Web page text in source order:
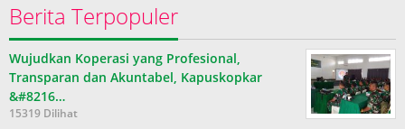
Berita Terpopuler
Wujudkan Koperasi yang Profesional,
Transparan dan Akuntabel, Kapuskopkar
&#8216…
15319 Dilihat